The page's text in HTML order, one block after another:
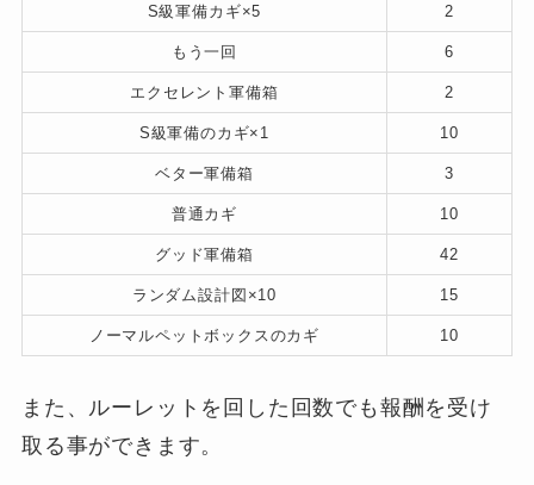
S級軍備カギ×5 2
もう一回 6
エクセレント軍備箱 2
S級軍備のカギ×1 10
ベター軍備箱 3
普通カギ 10
グッド軍備箱 42
ランダム設計図×10 15
ノーマルペットボックスのカギ 10
また、ルーレットを回した回数でも報酬を受け
取る事ができます。